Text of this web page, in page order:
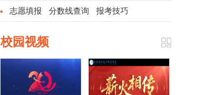
院校志愿填报 分数线查询 报考技巧
校园视频